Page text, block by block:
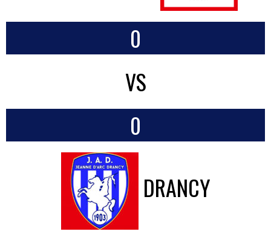
0
VS
0
DRANCY